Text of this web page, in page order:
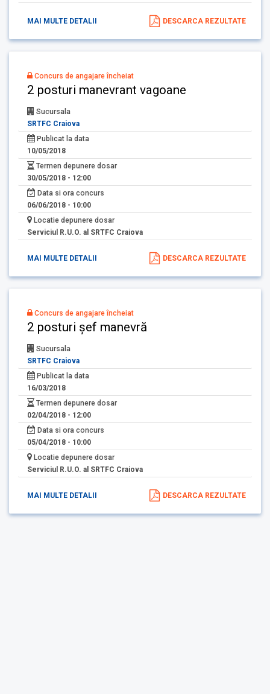
MAI MULTE DETALII DESCARCA REZULTATE
Concurs de angajare încheiat
2 posturi manevrant vagoane
Sucursala
SRTFC Craiova
Publicat la data
10/05/2018
Termen depunere dosar
30/05/2018 - 12:00
Data si ora concurs
06/06/2018 - 10:00
Locatie depunere dosar
Serviciul R.U.O. al SRTFC Craiova
MAI MULTE DETALII DESCARCA REZULTATE
Concurs de angajare încheiat
2 posturi șef manevră
Sucursala
SRTFC Craiova
Publicat la data
16/03/2018
Termen depunere dosar
02/04/2018 - 12:00
Data si ora concurs
05/04/2018 - 10:00
Locatie depunere dosar
Serviciul R.U.O. al SRTFC Craiova
MAI MULTE DETALII DESCARCA REZULTATE